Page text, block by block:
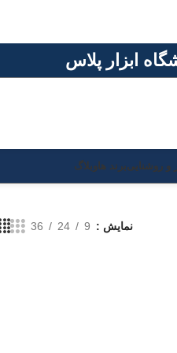
و روشناییبرند هاوبلاگ
نمایش 9
24
36